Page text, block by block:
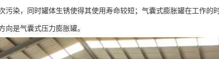
污染，同时罐体生锈使得其使用寿命较短；气囊式膨胀罐在工作的
向是气囊式压力膨胀罐。